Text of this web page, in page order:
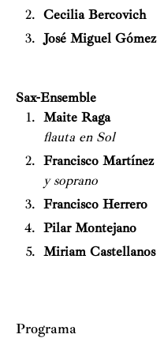
Cecilia Bercovich
José Miguel Gómez
Sax-Ensemble
Maite Raga
flauta en Sol
Francisco Martínez
y soprano
Francisco Herrero
Pilar Montejano
Miriam Castellanos
Programa